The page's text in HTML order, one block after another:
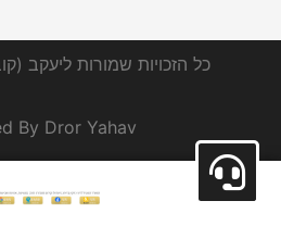
כל הזכויות שמורות ליעקב
By Dror Yahav